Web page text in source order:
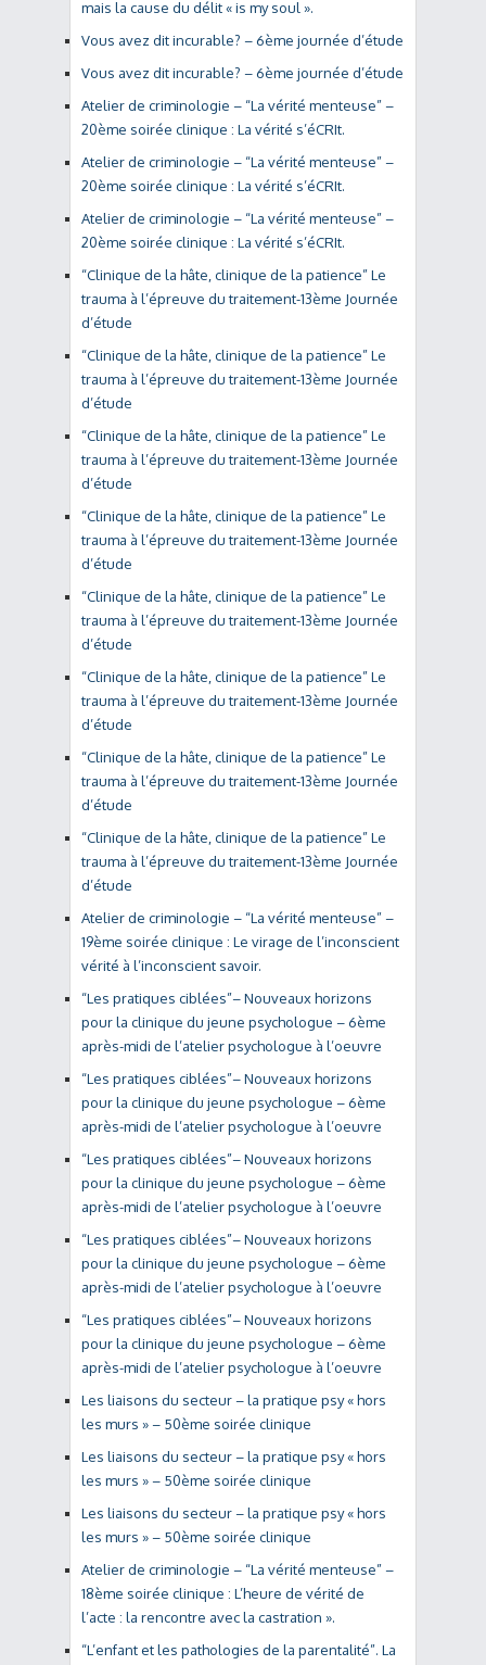
mais la cause du délit « is my soul ».
Vous avez dit incurable? – 6ème journée d’étude
Vous avez dit incurable? – 6ème journée d’étude
Atelier de criminologie – “La vérité menteuse” –
20ème soirée clinique : La vérité s’éCRIt.
Atelier de criminologie – “La vérité menteuse” –
20ème soirée clinique : La vérité s’éCRIt.
Atelier de criminologie – “La vérité menteuse” –
20ème soirée clinique : La vérité s’éCRIt.
“Clinique de la hâte, clinique de la patience” Le
trauma à l’épreuve du traitement-13ème Journée
d’étude
“Clinique de la hâte, clinique de la patience” Le
trauma à l’épreuve du traitement-13ème Journée
d’étude
“Clinique de la hâte, clinique de la patience” Le
trauma à l’épreuve du traitement-13ème Journée
d’étude
“Clinique de la hâte, clinique de la patience” Le
trauma à l’épreuve du traitement-13ème Journée
d’étude
“Clinique de la hâte, clinique de la patience” Le
trauma à l’épreuve du traitement-13ème Journée
d’étude
“Clinique de la hâte, clinique de la patience” Le
trauma à l’épreuve du traitement-13ème Journée
d’étude
“Clinique de la hâte, clinique de la patience” Le
trauma à l’épreuve du traitement-13ème Journée
d’étude
“Clinique de la hâte, clinique de la patience” Le
trauma à l’épreuve du traitement-13ème Journée
d’étude
Atelier de criminologie – “La vérité menteuse” –
19ème soirée clinique : Le virage de l’inconscient
vérité à l’inconscient savoir.
“Les pratiques ciblées”– Nouveaux horizons
pour la clinique du jeune psychologue – 6ème
après-midi de l’atelier psychologue à l’oeuvre
“Les pratiques ciblées”– Nouveaux horizons
pour la clinique du jeune psychologue – 6ème
après-midi de l’atelier psychologue à l’oeuvre
“Les pratiques ciblées”– Nouveaux horizons
pour la clinique du jeune psychologue – 6ème
après-midi de l’atelier psychologue à l’oeuvre
“Les pratiques ciblées”– Nouveaux horizons
pour la clinique du jeune psychologue – 6ème
après-midi de l’atelier psychologue à l’oeuvre
“Les pratiques ciblées”– Nouveaux horizons
pour la clinique du jeune psychologue – 6ème
après-midi de l’atelier psychologue à l’oeuvre
Les liaisons du secteur – la pratique psy « hors
les murs » – 50ème soirée clinique
Les liaisons du secteur – la pratique psy « hors
les murs » – 50ème soirée clinique
Les liaisons du secteur – la pratique psy « hors
les murs » – 50ème soirée clinique
Atelier de criminologie – “La vérité menteuse” –
18ème soirée clinique : L’heure de vérité de
l’acte : la rencontre avec la castration ».
“L’enfant et les pathologies de la parentalité”. La